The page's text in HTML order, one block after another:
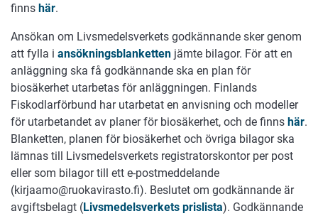
finns här.
Ansökan om Livsmedelsverkets godkännande sker genom
att fylla i ansökningsblanketten jämte bilagor. För att en
anläggning ska få godkännande ska en plan för
biosäkerhet utarbetas för anläggningen. Finlands
Fiskodlarförbund har utarbetat en anvisning och modeller
för utarbetandet av planer för biosäkerhet, och de finns här.
Blanketten, planen för biosäkerhet och övriga bilagor ska
lämnas till Livsmedelsverkets registratorskontor per post
eller som bilagor till ett e-postmeddelande
(kirjaamo@ruokavirasto.fi). Beslutet om godkännande är
avgiftsbelagt (Livsmedelsverkets prislista). Godkännande